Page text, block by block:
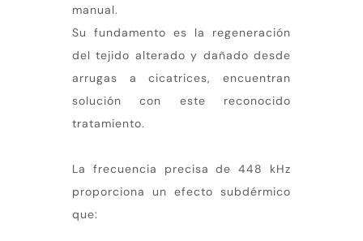
manual.
Su fundamento es la regeneración
del tejido alterado y dañado desde
arrugas a cicatrices, encuentran
solución con este reconocido
tratamiento.
La frecuencia precisa de 448 kHz
proporciona un efecto subdérmico
que: